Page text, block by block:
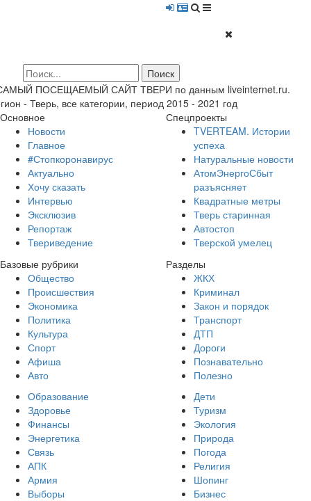
ПОСЕЩАЕМЫЙ САЙТ ТВЕРИ по данным liveinternet.ru.
- Тверь, все категории, период 2015 - 2021 год
Основное
Новости
Главное
#Стопкоронавирус
Актуально
Хочу сказать
Интервью
Эксклюзив
Репортаж
Твериведение
Спецпроекты
TVERTEAM. Истории
успеха
Натуральные новости
АтомЭнергоСбыт
разъясняет
Квадратные метры
Тверь старинная
Автостоп
Тверской умелец
Базовые рубрики
Общество
Происшествия
Экономика
Политика
Культура
Спорт
Афиша
Авто
Разделы
ЖКХ
Криминал
Закон и порядок
Транспорт
ДТП
Дороги
Познавательно
Полезно
Образование
Здоровье
Финансы
Энергетика
Связь
АПК
Армия
Выборы
Дети
Туризм
Экология
Природа
Погода
Религия
Шопинг
Бизнес